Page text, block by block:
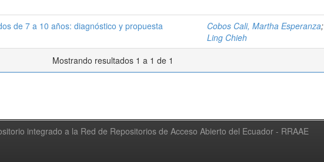
de 7 a 10 años: diagnóstico y propuesta
Cobos Cali, Martha Esperanza;
Ling Chieh
Mostrando resultados 1 a 1 de 1
integrado a la Red de Repositorios de Acceso Abierto del Ecuador - RRAAE